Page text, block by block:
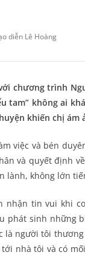
diễn Lê Hoàng
chương trình
tam” không ai
khiến chị ám
việc và bén
và quyết định
lành, không lớn
tin vui khi
phát sinh những
là người tôi
nhà tôi và có